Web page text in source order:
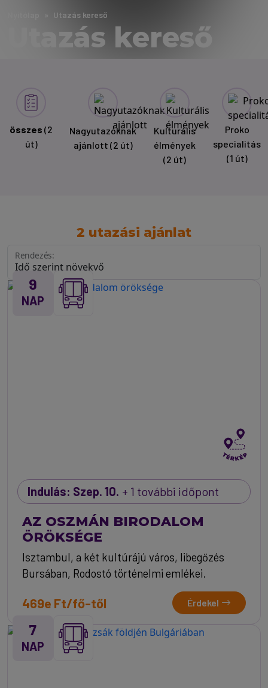
Utazás kereső
Utazás kereső
összes (2
út)
Nagyutazóknak
ajánlott (2 út)
Kulturális
élmények
(2 út)
Proko
specialitás
(1 út)
2 utazási ajánlat
Rendezés:
9
NAP
Indulás: Szep. 10. + 1 további időpont
AZ OSZMÁN BIRODALOM
ÖRÖKSÉGE
Isztambul, a két kultúrájú város, libegőzés
Bursában, Rodostó történelmi emlékei.
469e Ft/fő-től Érdekel
7
NAP